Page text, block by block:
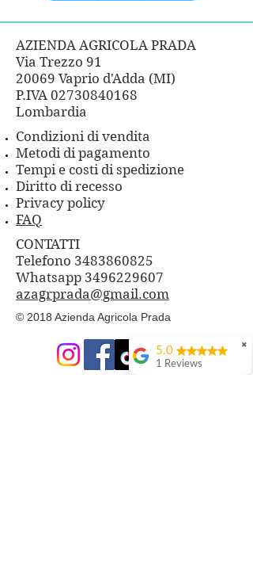
AZIENDA AGRICOLA PRADA
Via Trezzo 91
20069 Vaprio d'Adda (MI)
P.IVA 02730840168
Lombardia
Condizioni di vendita
Metodi di pagamento
Tempi e costi di spedizione
Diritto di recesso
Privacy policy
FAQ
CONTATTI
Telefono 3483860825
Whatsapp 3496229607
azagrprada@gmail.com
© 2018 Azienda Agricola Prada
✖
5.0
1 Reviews